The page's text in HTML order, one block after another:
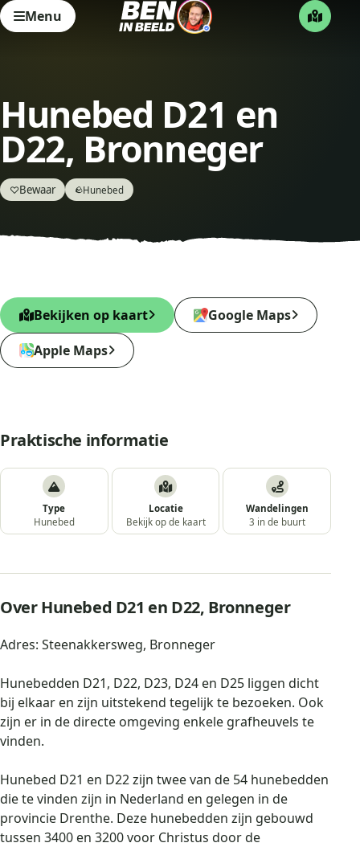
Menu
Hunebed D21 en
D22, Bronneger
♡Bewaar 🪨Hunebed
Bekijken op kaart
Google Maps
Apple Maps
Praktische informatie
Type
Hunebed
Locatie
Bekijk op de kaart
Wandelingen
3 in de buurt
Over Hunebed D21 en D22, Bronneger
Adres: Steenakkersweg, Bronneger
Hunebedden D21, D22, D23, D24 en D25 liggen dicht
bij elkaar en zijn uitstekend tegelijk te bezoeken. Ook
zijn er in de directe omgeving enkele grafheuvels te
vinden.
Hunebed D21 en D22 zijn twee van de 54 hunebedden
die te vinden zijn in Nederland en gelegen in de
provincie Drenthe. Deze hunebedden zijn gebouwd
tussen 3400 en 3200 voor Christus door de